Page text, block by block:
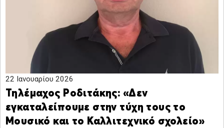
22 Ιανουαρίου 2026
Τηλέμαχος Ροδιτάκης: «Δεν
εγκαταλείπουμε στην τύχη τους το
Μουσικό και το Καλλιτεχνικό σχολείο»